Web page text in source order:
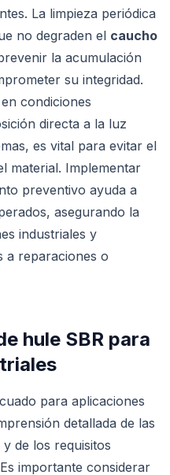
La limpieza periódica
no degraden el caucho
la acumulación
su integridad.
condiciones
directa a la luz
es vital para evitar el
material. Implementar
preventivo ayuda a
asegurando la
industriales y
a reparaciones o
hule SBR para
para aplicaciones
detallada de las
de los requisitos
importante considerar